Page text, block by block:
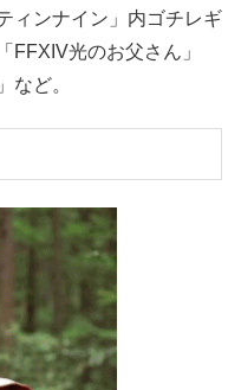
ィンナイン」内ゴチレギ
FFXIV光のお父さん」
など。